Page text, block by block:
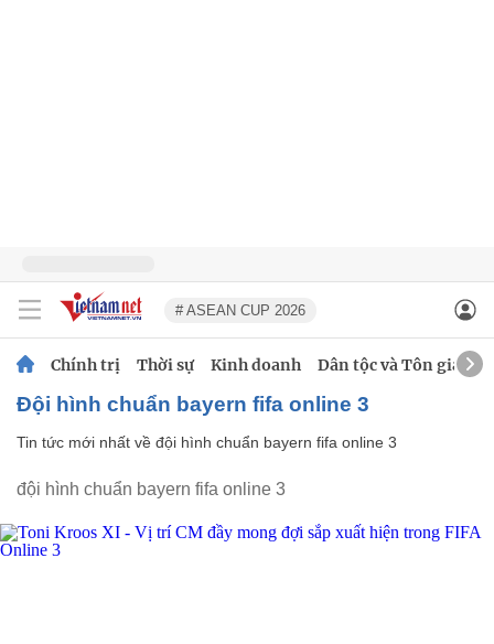
# ASEAN CUP 2026
Chính trị Thời sự Kinh doanh Dân tộc và Tôn giáo
đội hình chuẩn bayern fifa online 3
Tin tức mới nhất về đội hình chuẩn bayern fifa online 3
đội hình chuẩn bayern fifa online 3